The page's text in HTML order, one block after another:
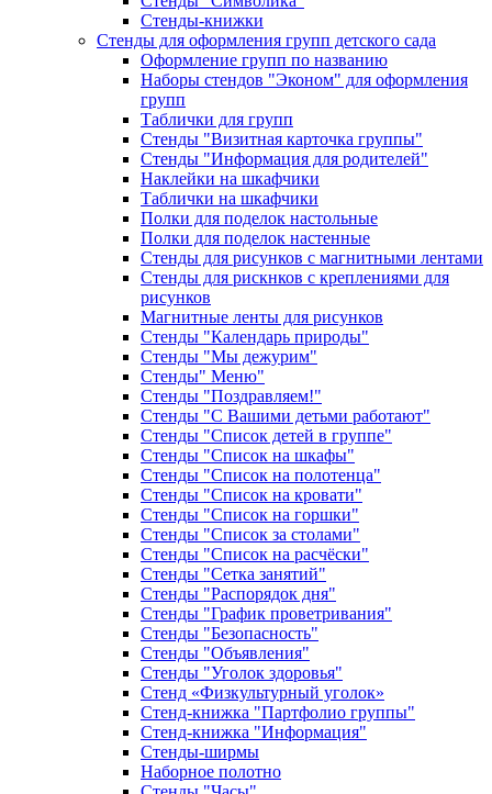
Стенды-книжки
Стенды для оформления групп детского сада
Оформление групп по названию
Наборы стендов "Эконом" для оформления
групп
Таблички для групп
Стенды "Визитная карточка группы"
Стенды "Информация для родителей"
Наклейки на шкафчики
Таблички на шкафчики
Полки для поделок настольные
Полки для поделок настенные
Стенды для рисунков с магнитными лентами
Стенды для рискнков с креплениями для
рисунков
Магнитные ленты для рисунков
Стенды "Календарь природы"
Стенды "Мы дежурим"
Стенды" Меню"
Стенды "Поздравляем!"
Стенды "С Вашими детьми работают"
Стенды "Список детей в группе"
Стенды "Список на шкафы"
Стенды "Список на полотенца"
Стенды "Список на кровати"
Стенды "Список на горшки"
Стенды "Список за столами"
Стенды "Список на расчёски"
Стенды "Сетка занятий"
Стенды "Распорядок дня"
Стенды "График проветривания"
Стенды "Безопасность"
Стенды "Объявления"
Стенды "Уголок здоровья"
Стенд «Физкультурный уголок»
Стенд-книжка "Партфолио группы"
Стенд-книжка "Информация"
Стенды-ширмы
Наборное полотно